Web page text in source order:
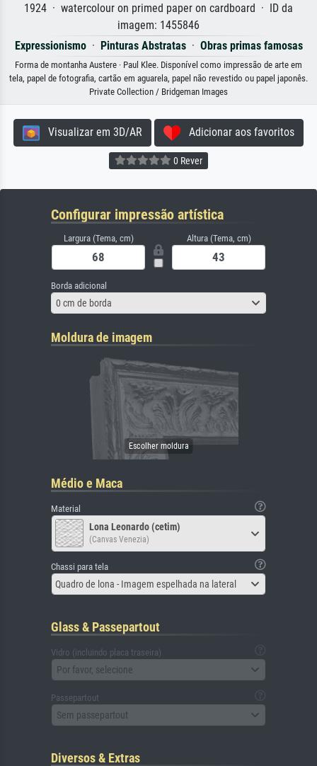
1924 · watercolour on primed paper on cardboard · ID da
imagem: 1455846
Expressionismo· Pinturas Abstratas· Obras primas famosas
Forma de montanha Austere · Paul Klee. Disponível como impressão de arte em
tela, papel de fotografia, cartão em aguarela, papel não revestido ou papel japonês.
Private Collection / Bridgeman Images
Visualizar em 3D/AR Adicionar aos favoritos
0 Rever
Configurar impressão artística
Largura (Tema, cm) Altura (Tema, cm)
Borda adicional
0 cm de borda
Moldura de imagem
Médio e Maca
Material
Lona Leonardo (cetim)
(Canvas Venezia)
Chassi para tela
Quadro de lona - Imagem espelhada na lateral
Glass & Passepartout
Vidro (incluindo placa traseira)
Por favor, selecione
Passepartout
Sem passepartout
Diversos & Extras